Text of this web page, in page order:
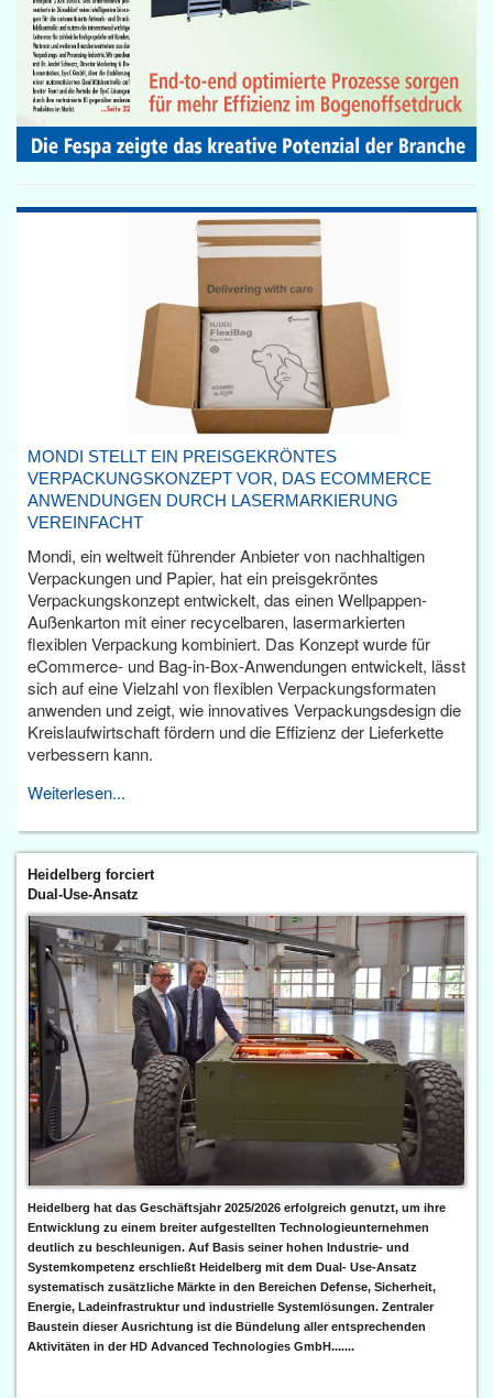
MONDI STELLT EIN PREISGEKRÖNTES
VERPACKUNGSKONZEPT VOR, DAS ECOMMERCE
ANWENDUNGEN DURCH LASERMARKIERUNG
VEREINFACHT
Mondi, ein weltweit führender Anbieter von nachhaltigen
Verpackungen und Papier, hat ein preisgekröntes
Verpackungskonzept entwickelt, das einen Wellpappen-
Außenkarton mit einer recycelbaren, lasermarkierten
flexiblen Verpackung kombiniert. Das Konzept wurde für
eCommerce- und Bag-in-Box-Anwendungen entwickelt, lässt
sich auf eine Vielzahl von flexiblen Verpackungsformaten
anwenden und zeigt, wie innovatives Verpackungsdesign die
Kreislaufwirtschaft fördern und die Effizienz der Lieferkette
verbessern kann.
Weiterlesen...
Heidelberg forciert
Dual-Use-Ansatz
Heidelberg hat das Geschäftsjahr 2025/2026 erfolgreich genutzt, um ihre
Entwicklung zu einem breiter aufgestellten Technologieunternehmen
deutlich zu beschleunigen. Auf Basis seiner hohen Industrie- und
Systemkompetenz erschließt Heidelberg mit dem Dual- Use-Ansatz
systematisch zusätzliche Märkte in den Bereichen Defense, Sicherheit,
Energie, Ladeinfrastruktur und industrielle Systemlösungen. Zentraler
Baustein dieser Ausrichtung ist die Bündelung aller entsprechenden
Aktivitäten in der HD Advanced Technologies GmbH.......